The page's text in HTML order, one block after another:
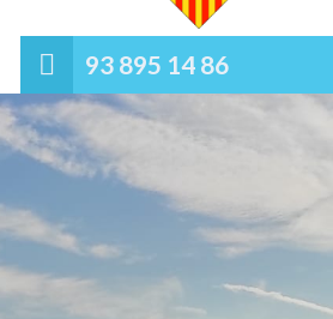
93 895 14 86